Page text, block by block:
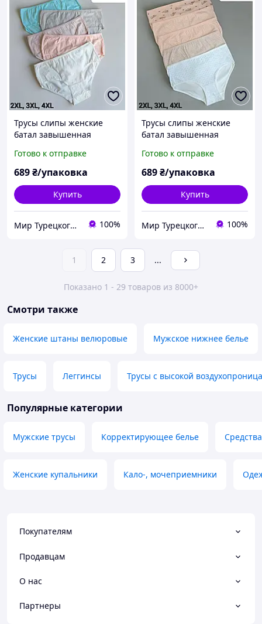
Трусы слипы женские
батал завышенная
Nicoletta Турция
Готово к отправке
689₴/упаковка
Купить
Мир Турецкого белья 100%
Трусы слипы женские
батал завышенная
Nicoletta Турция
Готово к отправке
689₴/упаковка
Купить
Мир Турецкого белья 100%
1 2 3 ...
Показано 1 - 29 товаров из 8000+
Смотри также
Женские штаны велюровые Мужское нижнее белье
Трусы Леггинсы Трусы с высокой
Популярные категории
Мужские трусы Корректирующее белье
Женские купальники Кало-, мочеприемники
Покупателям
Продавцам
О нас
Партнеры